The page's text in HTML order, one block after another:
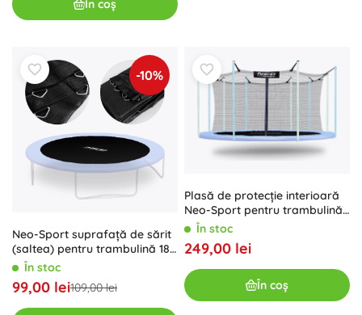
În coș
-10%
Neo-Sport suprafață de sărit
(saltea) pentru trambulină 183
cm (6 ft) – 36 arcuri
În stoc
99,00 lei109,00 lei
Plasă de protecție interioară
Neo-Sport pentru trambulină
457–465 cm (15 ft), pentru 10
În stoc
249,00 lei
În coș